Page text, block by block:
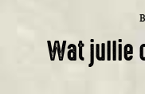
Wat jullie